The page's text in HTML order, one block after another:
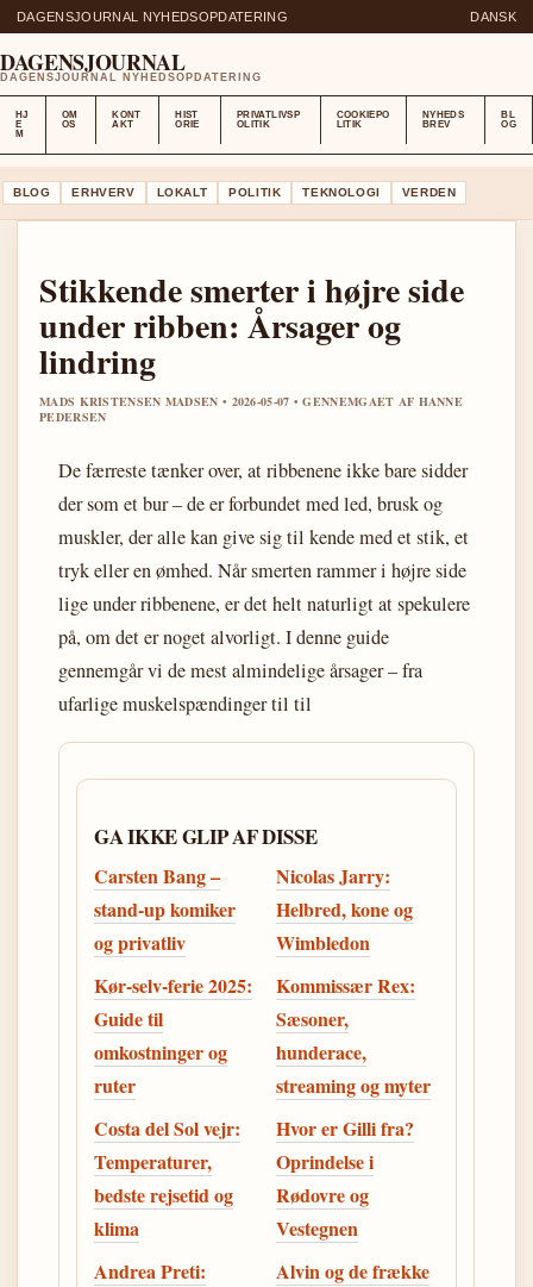
DAGENSJOURNAL NYHEDSOPDATERING DANSK
DAGENSJOURNAL
DAGENSJOURNAL NYHEDSOPDATERING
HJ
E
M
OM
OS
KONT
AKT
HIST
ORIE
PRIVATLIVSP
OLITIK
COOKIEPO
LITIK
NYHEDS
BREV
BL
OG
BLOG ERHVERV LOKALT POLITIK TEKNOLOGI VERDEN
Stikkende smerter i højre side
under ribben: Årsager og
lindring
MADS KRISTENSEN MADSEN • 2026-05-07 • GENNEMGAET AF HANNE
PEDERSEN
De færreste tænker over, at ribbenene ikke bare sidder
der som et bur – de er forbundet med led, brusk og
muskler, der alle kan give sig til kende med et stik, et
tryk eller en ømhed. Når smerten rammer i højre side
lige under ribbenene, er det helt naturligt at spekulere
på, om det er noget alvorligt. I denne guide
gennemgår vi de mest almindelige årsager – fra
ufarlige muskelspændinger til til
GA IKKE GLIP AF DISSE
Carsten Bang –
stand-up komiker
og privatliv
Nicolas Jarry:
Helbred, kone og
Wimbledon
Kør-selv-ferie 2025:
Guide til
omkostninger og
ruter
Kommissær Rex:
Sæsoner,
hunderace,
streaming og myter
Costa del Sol vejr:
Temperaturer,
bedste rejsetid og
klima
Hvor er Gilli fra?
Oprindelse i
Rødovre og
Vestegnen
Andrea Preti:
Alvin og de frække